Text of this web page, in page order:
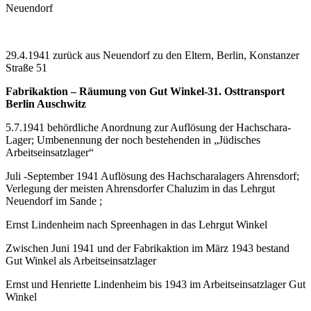
Neuendorf
29.4.1941 zurück aus Neuendorf zu den Eltern, Berlin, Konstanzer
Straße 51
Fabrikaktion – Räumung von Gut Winkel-31. Osttransport
Berlin Auschwitz
5.7.1941 behördliche Anordnung zur Auflösung der Hachschara-
Lager; Umbenennung der noch bestehenden in „Jüdisches
Arbeitseinsatzlager“
Juli -September 1941 Auflösung des Hachscharalagers Ahrensdorf;
Verlegung der meisten Ahrensdorfer Chaluzim in das Lehrgut
Neuendorf im Sande ;
Ernst Lindenheim nach Spreenhagen in das Lehrgut Winkel
Zwischen Juni 1941 und der Fabrikaktion im März 1943 bestand
Gut Winkel als Arbeitseinsatzlager
Ernst und Henriette Lindenheim bis 1943 im Arbeitseinsatzlager Gut
Winkel